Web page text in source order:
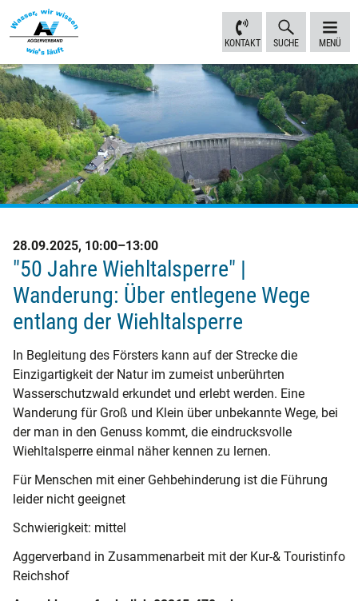
Sprungmarken
Inhalt
anspringen
Navigation
anspringen
Fußbereich
anspringen
KONTAKT SUCHE MENÜ
28.09.2025, 10:00–13:00
"50 Jahre Wiehltalsperre" |
Wanderung: Über entlegene Wege
entlang der Wiehltalsperre
In Begleitung des Försters kann auf der Strecke die
Einzigartigkeit der Natur im zumeist unberührten
Wasserschutzwald erkundet und erlebt werden. Eine
Wanderung für Groß und Klein über unbekannte Wege, bei
der man in den Genuss kommt, die eindrucksvolle
Wiehltalsperre einmal näher kennen zu lernen.
Für Menschen mit einer Gehbehinderung ist die Führung
leider nicht geeignet
Schwierigkeit: mittel
Aggerverband in Zusammenarbeit mit der Kur-& Touristinfo
Reichshof